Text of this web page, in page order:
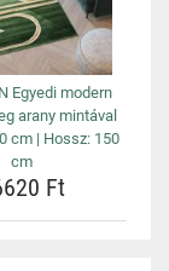
Egyedi modern
arany mintával
cm | Hossz: 150
cm
Ft